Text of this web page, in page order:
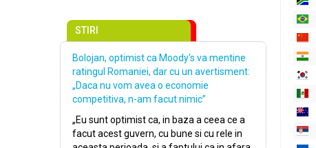
STIRI
Bolojan, optimist ca Moody's va mentine
ratingul Romaniei, dar cu un avertisment:
„Daca nu vom avea o economie
competitiva, n-am facut nimic”
„Eu sunt optimist ca, in baza a ceea ce a
facut acest guvern, cu bune si cu rele in